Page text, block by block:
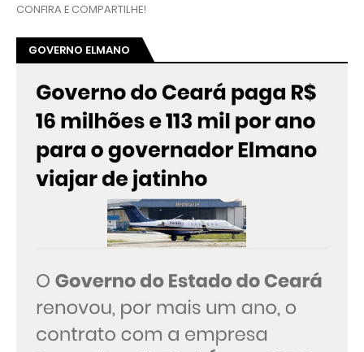
CONFIRA E COMPARTILHE!
GOVERNO ELMANO